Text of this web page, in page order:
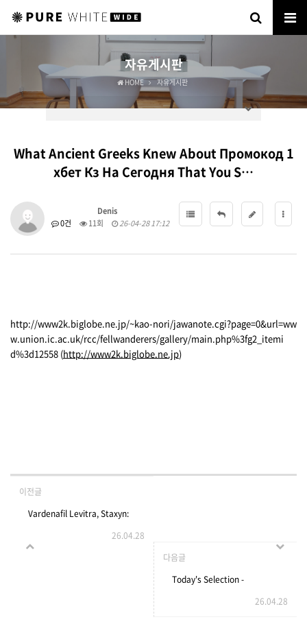
자유게시판
HOME 자유게시판
What Ancient Greeks Knew About Промокод 1
хбет Кз На Сегодня That You S…
Denis
0건
11회 26-04-28 17:12
http://www2k.biglobe.ne.jp/~kao-nori/jawanote.cgi?page=0&url=ww
w.union.ic.ac.uk/rcc/fellwanderers/gallery/main.php%3fg2_itemi
d%3d12558 (http://www2k.biglobe.ne.jp)
이전글
Vardenafil Levitra, Staxyn:
Uses, Pull Effects,
26.04.28
다음글
Today's Selection -
26.04.28